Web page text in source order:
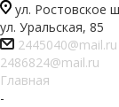
ул. Ростовское
ул. Уральская, 85
2445040@mail.ru
2486824@mail.ru
Главная
-